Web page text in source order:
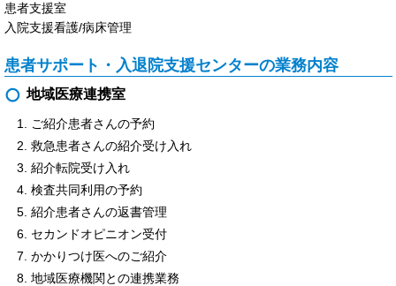
患者支援室
入院支援看護/病床管理
患者サポート・入退院支援センターの業務内容
地域医療連携室
ご紹介患者さんの予約
救急患者さんの紹介受け入れ
紹介転院受け入れ
検査共同利用の予約
紹介患者さんの返書管理
セカンドオピニオン受付
かかりつけ医へのご紹介
地域医療機関との連携業務